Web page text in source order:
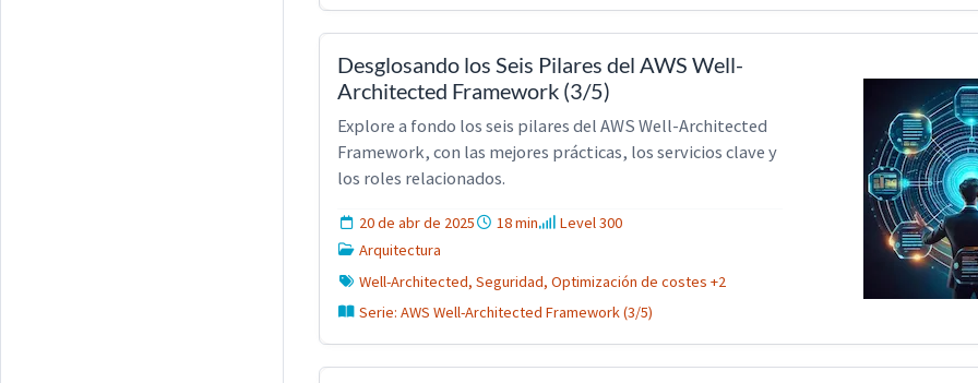
Desglosando los Seis Pilares del AWS Well-
Architected Framework (3/5)
Explore a fondo los seis pilares del AWS Well-Architected
Framework, con las mejores prácticas, los servicios clave y
los roles relacionados.
20 de abr de 2025 18 min
Level 300
Arquitectura
Well-Architected, Seguridad, Optimización de costes +2
Serie: AWS Well-Architected Framework (3/5)